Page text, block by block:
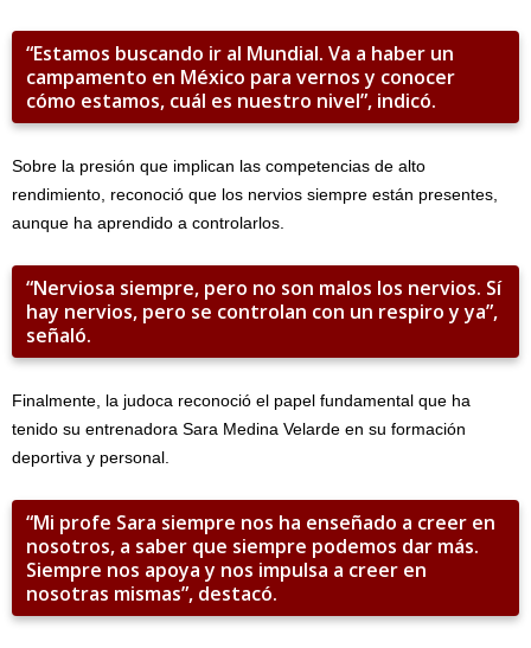
“Estamos buscando ir al Mundial. Va a haber un
campamento en México para vernos y conocer
cómo estamos, cuál es nuestro nivel”, indicó.
Sobre la presión que implican las competencias de alto
rendimiento, reconoció que los nervios siempre están presentes,
aunque ha aprendido a controlarlos.
“Nerviosa siempre, pero no son malos los nervios. Sí
hay nervios, pero se controlan con un respiro y ya”,
señaló.
Finalmente, la judoca reconoció el papel fundamental que ha
tenido su entrenadora Sara Medina Velarde en su formación
deportiva y personal.
“Mi profe Sara siempre nos ha enseñado a creer en
nosotros, a saber que siempre podemos dar más.
Siempre nos apoya y nos impulsa a creer en
nosotras mismas”, destacó.